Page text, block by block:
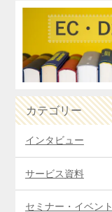
カテゴリー
インタビュー
サービス資料
セミナー・イベント